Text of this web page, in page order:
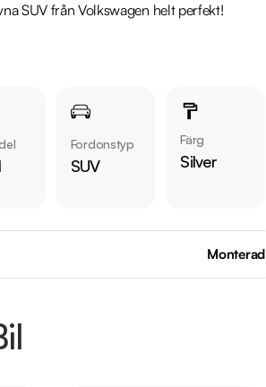
SUV från Volkswagen helt perfekt!
Ljudsystem, Infällbar Dragkrok,
Adaptiv Farthållare, Lane Assist, Elektrisk
Fordonstyp
SUV
Färg
Silver
Monterad